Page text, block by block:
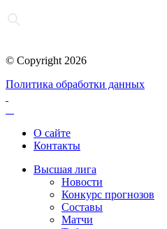
© Copyright 2026
Политика обработки данных
О сайте
Контакты
Высшая лига
Новости
Конкурс прогнозов
Составы
Матчи